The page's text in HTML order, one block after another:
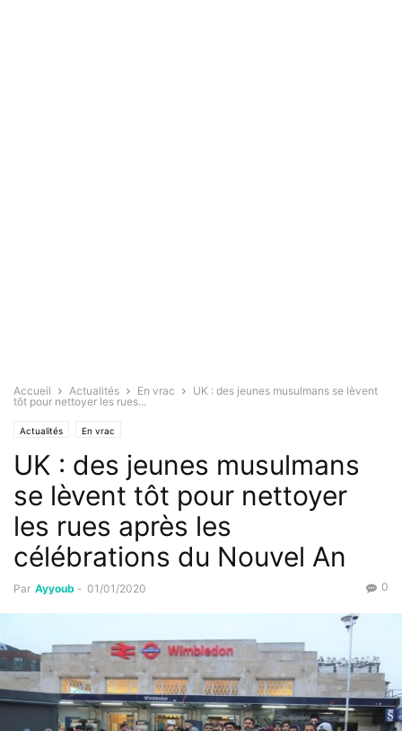
Accueil Actualités En vrac
UK : des jeunes musulmans se lèvent
tôt pour nettoyer les rues...
Actualités En vrac
UK : des jeunes musulmans
se lèvent tôt pour nettoyer
les rues après les
célébrations du Nouvel An
Par Ayyoub - 01/01/2020 0